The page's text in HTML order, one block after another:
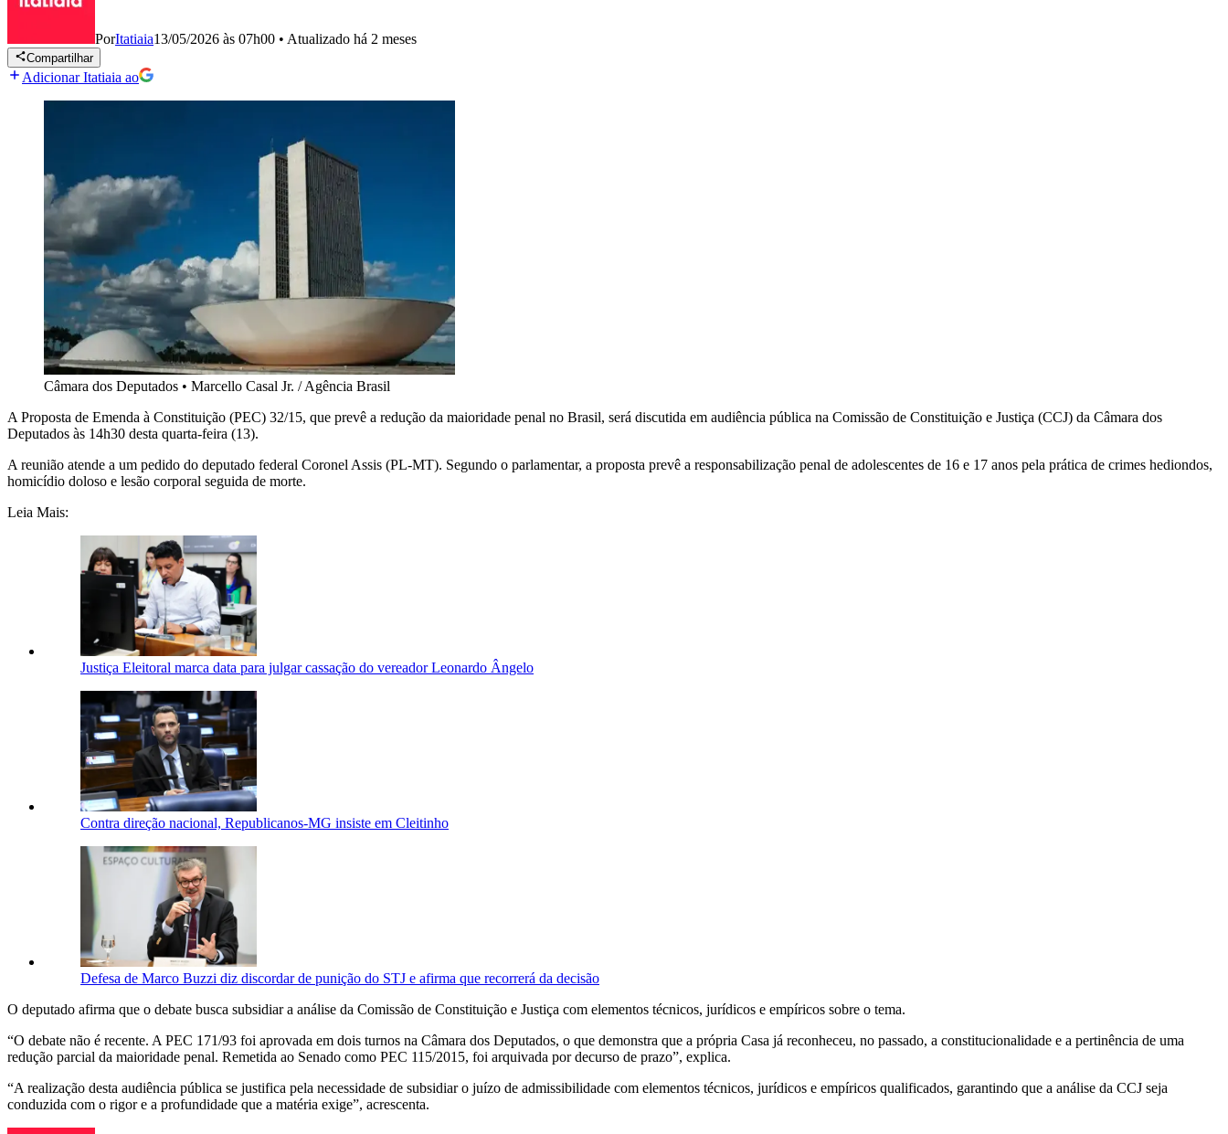
PorItatiaia13/05/2026 às 07h00 • Atualizado há 2 meses
Compartilhar
Adicionar Itatiaia ao
Câmara dos Deputados • Marcello Casal Jr. / Agência Brasil
A Proposta de Emenda à Constituição (PEC) 32/15, que prevê a redução da maioridade penal no Brasil, será discutida em audiência pública na Comissão de Constituição e Justiça (CCJ) da Câmara dos
Deputados às 14h30 desta quarta-feira (13).
A reunião atende a um pedido do deputado federal Coronel Assis (PL-MT). Segundo o parlamentar, a proposta prevê a responsabilização penal de adolescentes de 16 e 17 anos pela prática de crimes hediondos,
homicídio doloso e lesão corporal seguida de morte.
Leia Mais:
Justiça Eleitoral marca data para julgar cassação do vereador Leonardo Ângelo
Contra direção nacional, Republicanos-MG insiste em Cleitinho
Defesa de Marco Buzzi diz discordar de punição do STJ e afirma que recorrerá da decisão
O deputado afirma que o debate busca subsidiar a análise da Comissão de Constituição e Justiça com elementos técnicos, jurídicos e empíricos sobre o tema.
“O debate não é recente. A PEC 171/93 foi aprovada em dois turnos na Câmara dos Deputados, o que demonstra que a própria Casa já reconheceu, no passado, a constitucionalidade e a pertinência de uma
redução parcial da maioridade penal. Remetida ao Senado como PEC 115/2015, foi arquivada por decurso de prazo”, explica.
“A realização desta audiência pública se justifica pela necessidade de subsidiar o juízo de admissibilidade com elementos técnicos, jurídicos e empíricos qualificados, garantindo que a análise da CCJ seja
conduzida com o rigor e a profundidade que a matéria exige”, acrescenta.